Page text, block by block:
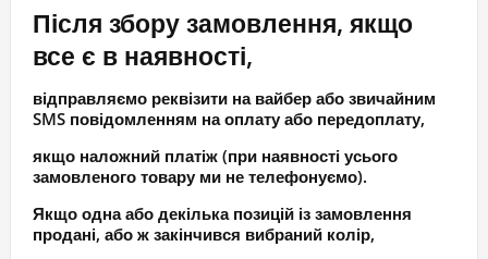
Після збору замовлення, якщо
все є в наявності,
відправляємо реквізити на вайбер або звичайним
SMS повідомленням на оплату або передоплату,
якщо наложний платіж (при наявності усього
замовленого товару ми не телефонуємо).
Якщо одна або декілька позицій із замовлення
продані, або ж закінчився вибраний колір,